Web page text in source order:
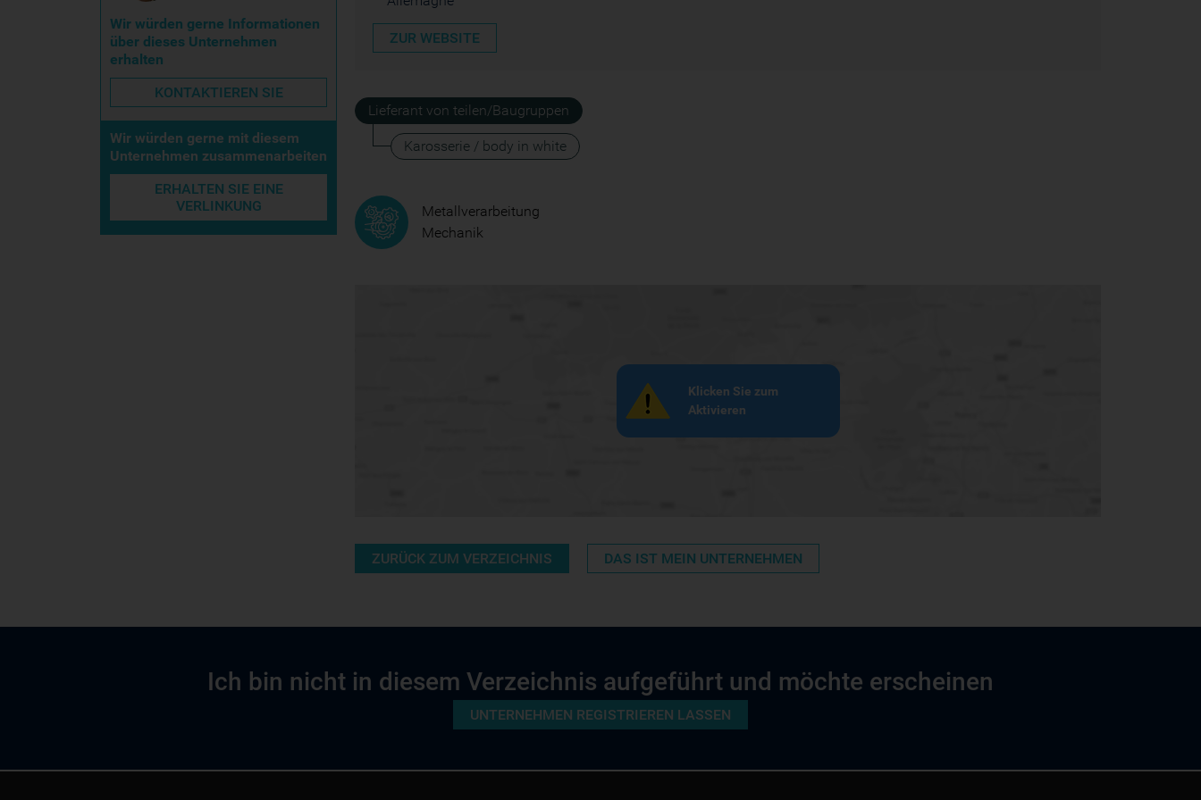
ZUR WEBSITE
Lieferant von teilen/Baugruppen
Karosserie / body in white
Metallverarbeitung
Mechanik
Klicken Sie zum
Aktivieren
DAS IST MEIN UNTERNEHMEN
ZURÜCK ZUM VERZEICHNIS
Wir würden gerne Informationen
über dieses Unternehmen
erhalten
KONTAKTIEREN SIE
Wir würden gerne mit diesem
Unternehmen zusammenarbeiten
ERHALTEN SIE EINE
VERLINKUNG
Ich bin nicht in diesem Verzeichnis aufgeführt und möchte erscheinen
UNTERNEHMEN REGISTRIEREN LASSEN